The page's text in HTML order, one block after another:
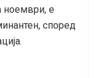
ноември, е
според